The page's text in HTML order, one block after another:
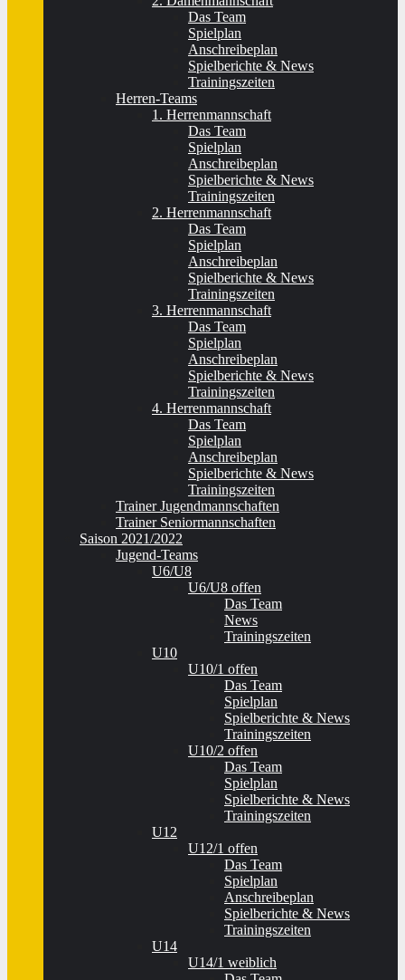
Das Team
Spielplan
Anschreibeplan
Spielberichte & News
Trainingszeiten
Herren-Teams
1. Herrenmannschaft
Das Team
Spielplan
Anschreibeplan
Spielberichte & News
Trainingszeiten
2. Herrenmannschaft
Das Team
Spielplan
Anschreibeplan
Spielberichte & News
Trainingszeiten
3. Herrenmannschaft
Das Team
Spielplan
Anschreibeplan
Spielberichte & News
Trainingszeiten
4. Herrenmannschaft
Das Team
Spielplan
Anschreibeplan
Spielberichte & News
Trainingszeiten
Trainer Jugendmannschaften
Trainer Seniormannschaften
Saison 2021/2022
Jugend-Teams
U6/U8
U6/U8 offen
Das Team
News
Trainingszeiten
U10
U10/1 offen
Das Team
Spielplan
Spielberichte & News
Trainingszeiten
U10/2 offen
Das Team
Spielplan
Spielberichte & News
Trainingszeiten
U12
U12/1 offen
Das Team
Spielplan
Anschreibeplan
Spielberichte & News
Trainingszeiten
U14
U14/1 weiblich